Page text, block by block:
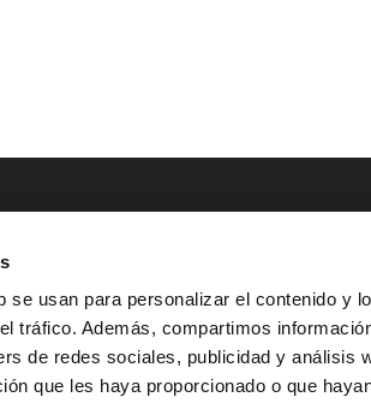
se usan para personalizar el contenido y
tráfico. Además, compartimos
de redes sociales, publicidad y análisis
que les haya proporcionado o que
Tel.: (+34) 900 800 806
HOLA@GRUPO-
^
^